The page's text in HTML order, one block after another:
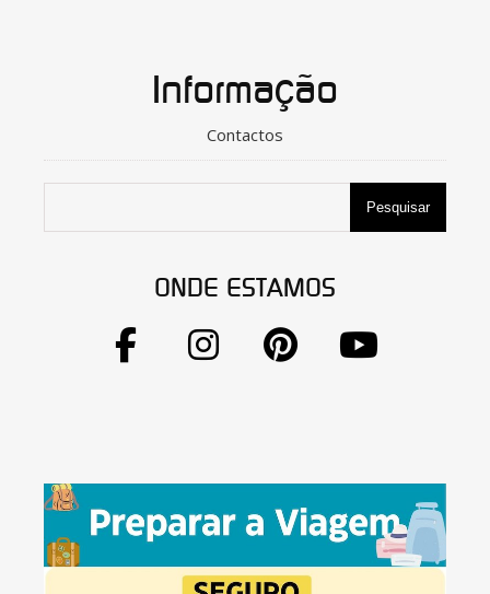
Informação
Contactos
Pesquisar
ONDE ESTAMOS